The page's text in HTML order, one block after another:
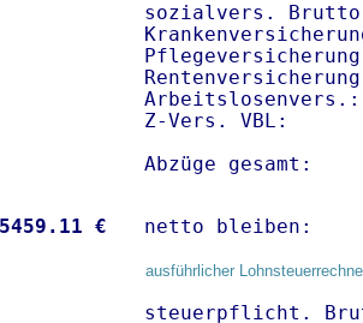
sozialvers.
Z-Vers. VBL:
Abzüge gesamt:
€ netto
ausführlicher
steuerpflicht.